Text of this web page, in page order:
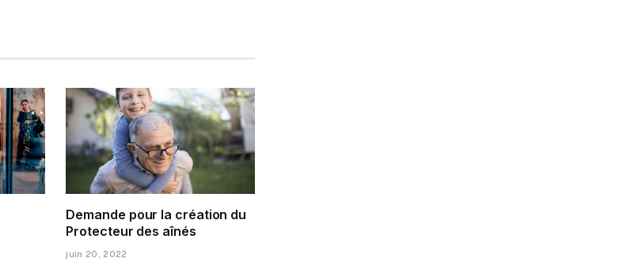
Demande pour la création du
Protecteur des aînés
juin 20, 2022